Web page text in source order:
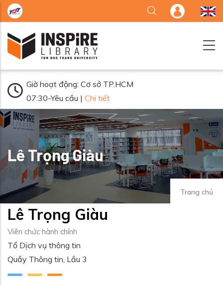
Nhảy đến nội dung
Giờ hoạt động: Cơ sở TP.HCM
07:30-Yêu cầu | Chi tiết
Lê Trọng Giàu
Trang chủ
Lê Trọng Giàu
Viên chức hành chính
Tổ Dịch vụ thông tin
Quầy Thông tin, Lầu 3